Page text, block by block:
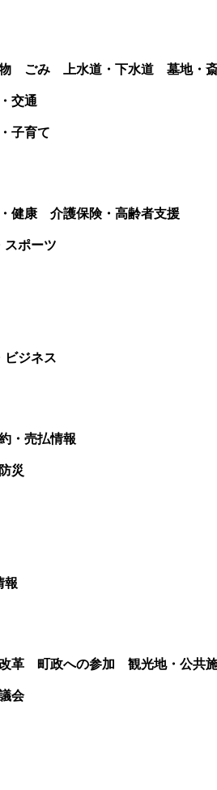
ごみ 上水道・下水道 墓地・
交通
子育て
健康
介護保険・高齢者支援
スポーツ
ビジネス
・売払情報
災
報
革 町政への参加 観光地・公共
会